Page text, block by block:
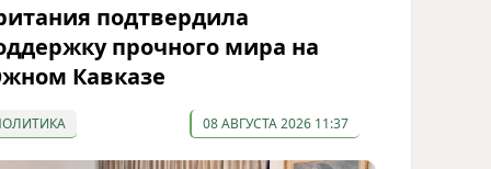
подтвердила
прочного мира на
Кавказе
08 АВГУСТА 2026 11:37